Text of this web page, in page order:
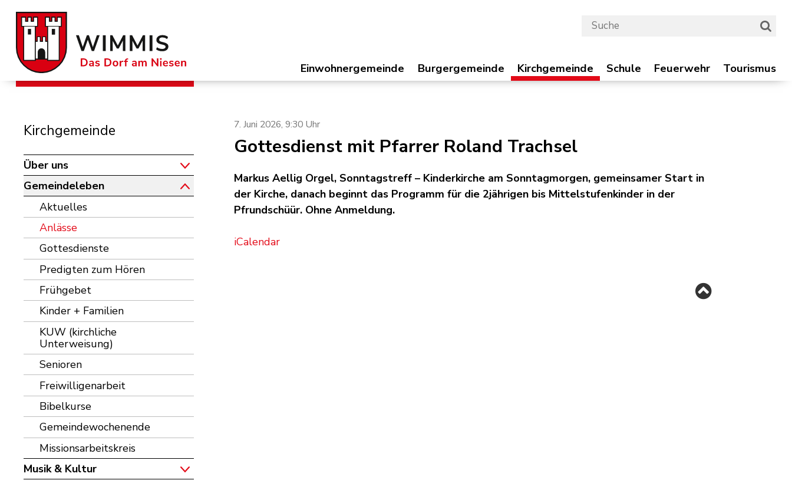
Navigieren in der Gemeinde Wimmis
Schnellnavigation Suchbegriff
Hauptnavigation
Einwohnergemeinde
Einwohnergemeinde Burgergemeinde
Burgergemeinde Kirchgemeinde
Kirchgemeinde Schule
Schule Feuerwehr
Feuerwehr Tourismus
Tourismus
Subnavigation
Kirchgemeinde
Über uns
Gemeindeleben
Aktuelles
Anlässe
Gottesdienste
Predigten zum Hören
Frühgebet
Kinder + Familien
KUW (kirchliche
Unterweisung)
Senioren
Freiwilligenarbeit
Bibelkurse
Gemeindewochenende
Missionsarbeitskreis
Musik & Kultur
Gottesdienst mit Pfarrer Roland Trachsel
7. Juni 2026, 9:30 Uhr
Markus Aellig Orgel, Sonntagstreff – Kinderkirche am Sonntagmorgen, gemeinsamer Start in
der Kirche, danach beginnt das Programm für die 2jährigen bis Mittelstufenkinder in der
Pfrundschüür. Ohne Anmeldung.
iCalendar